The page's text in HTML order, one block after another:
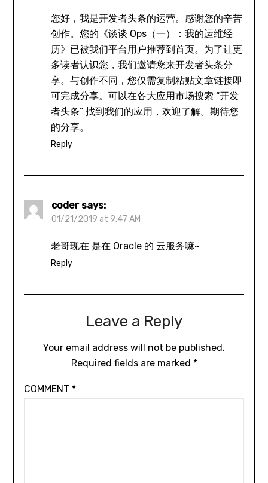
您好，我是开发者头条的运营。感谢您的辛苦
创作。您的《谈谈 Ops（一）：我的运维经
历》已被我们平台用户推荐到首页。为了让更
多读者认识您，我们邀请您来开发者头条分
享。与创作不同，您仅需复制粘贴文章链接即
可完成分享。可以在各大应用市场搜索 “开发
者头条” 找到我们的应用，欢迎了解。期待您
的分享。
Reply
coder says:
01/21/2019 at 9:47 AM
老哥现在 是在 Oracle 的 云服务嘛~
Reply
Leave a Reply
Your email address will not be published.
Required fields are marked *
COMMENT *